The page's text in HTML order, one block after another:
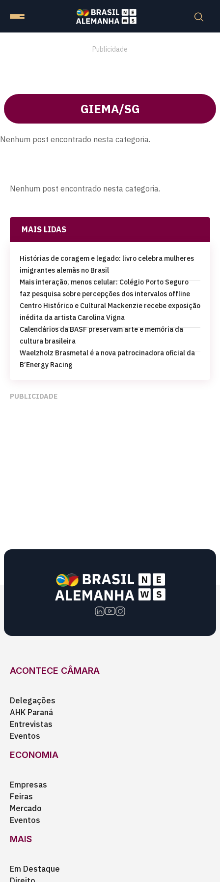
Publicidade
GIEMA/SG
Nenhum post encontrado nesta categoria.
Nenhum post encontrado nesta categoria.
MAIS LIDAS
Histórias de coragem e legado: livro celebra mulheres
imigrantes alemãs no Brasil
Mais interação, menos celular: Colégio Porto Seguro
faz pesquisa sobre percepções dos intervalos offline
Centro Histórico e Cultural Mackenzie recebe exposição
inédita da artista Carolina Vigna
Calendários da BASF preservam arte e memória da
cultura brasileira
Waelzholz Brasmetal é a nova patrocinadora oficial da
B’Energy Racing
PUBLICIDADE
ACONTECE CÂMARA
Delegações
AHK Paraná
Entrevistas
Eventos
ECONOMIA
Empresas
Feiras
Mercado
Eventos
MAIS
Em Destaque